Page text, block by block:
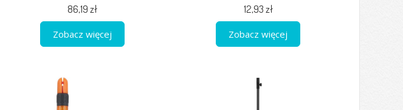
86,19 zł
Zobacz więcej
12,93 zł
Zobacz więcej